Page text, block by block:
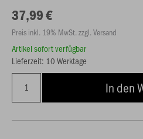
37,99 €
Preis inkl. 19% MwSt. zzgl. Versand
Artikel sofort verfügbar
Lieferzeit: 10 Werktage
In den